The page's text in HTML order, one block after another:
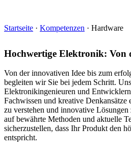
Startseite · Kompetenzen · Hardware
Hochwertige Elektronik: Von
Von der innovativen Idee bis zum
begleiten wir Sie bei jedem Schritt.
Elektronikingenieuren und
Fachwissen und kreative
zu verstehen und innovative
auf bewährte Methoden und aktuelle
sicherzustellen, dass Ihr Produkt den
entspricht.